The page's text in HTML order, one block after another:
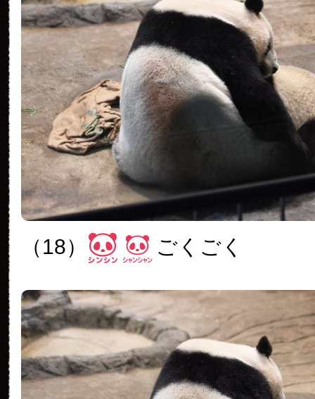
（18） ごくごく